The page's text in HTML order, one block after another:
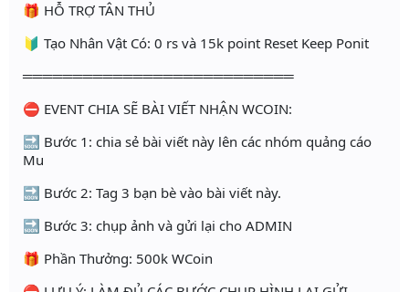
🎁 HỖ TRỢ TÂN THỦ
🔰 Tạo Nhân Vật Có: 0 rs và 15k point Reset Keep Ponit
═══════════════════════════
⛔️ EVENT CHIA SẼ BÀI VIẾT NHẬN WCOIN:
🔜 Bước 1: chia sẻ bài viết này lên các nhóm quảng cáo
Mu
🔜 Bước 2: Tag 3 bạn bè vào bài viết này.
🔜 Bước 3: chụp ảnh và gửi lại cho ADMIN
🎁 Phần Thưởng: 500k WCoin